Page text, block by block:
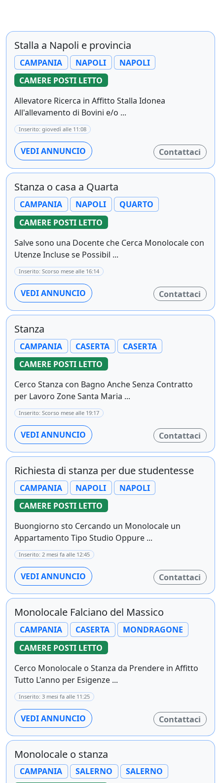
Stalla a Napoli e provincia
CAMPANIA NAPOLI
NAPOLI
CAMERE POSTI LETTO
Allevatore Ricerca in Affitto Stalla Idonea
All'allevamento di Bovini e/o ...
Inserito: giovedì alle 11:08
VEDI ANNUNCIO Contattaci
Stanza o casa a Quarta
CAMPANIA NAPOLI
QUARTO
CAMERE POSTI LETTO
Salve sono una Docente che Cerca Monolocale con
Utenze Incluse se Possibil ...
Inserito: Scorso mese alle 16:14
VEDI ANNUNCIO Contattaci
Stanza
CAMPANIA CASERTA
CASERTA
CAMERE POSTI LETTO
Cerco Stanza con Bagno Anche Senza Contratto
per Lavoro Zone Santa Maria ...
Inserito: Scorso mese alle 19:17
VEDI ANNUNCIO Contattaci
Richiesta di stanza per due studentesse
CAMPANIA NAPOLI
NAPOLI
CAMERE POSTI LETTO
Buongiorno sto Cercando un Monolocale un
Appartamento Tipo Studio Oppure ...
Inserito: 2 mesi fa alle 12:45
VEDI ANNUNCIO Contattaci
Monolocale Falciano del Massico
CAMPANIA CASERTA
MONDRAGONE
CAMERE POSTI LETTO
Cerco Monolocale o Stanza da Prendere in Affitto
Tutto L'anno per Esigenze ...
Inserito: 3 mesi fa alle 11:25
VEDI ANNUNCIO Contattaci
Monolocale o stanza
CAMPANIA SALERNO
SALERNO